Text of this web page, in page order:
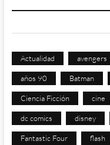
Actualidad avengers
años 90 Batman
Ciencia Ficción cine
dc comics disney
Fantastic Four flash